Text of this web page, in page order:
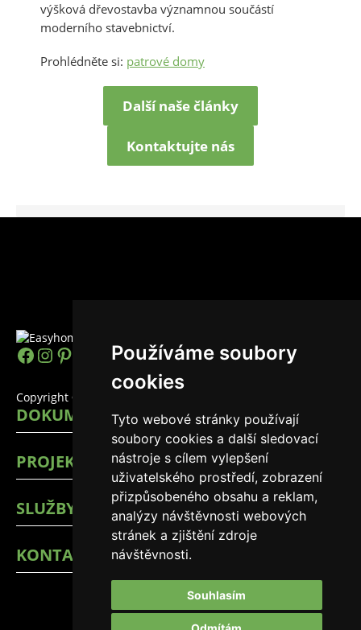
Používáme soubory
cookies
Tyto webové stránky používají
soubory cookies a další sledovací
nástroje s cílem vylepšení
uživatelského prostředí, zobrazení
přizpůsobeného obsahu a reklam,
analýzy návštěvnosti webových
stránek a zjištění zdroje
návštěvnosti.
Souhlasím
výšková dřevostavba významnou součástí
moderního stavebnictví.
Prohlédněte si: patrové domy
Další naše články
Kontaktujte nás
https://www.facebook.com/
Instagram
Pinterest
YouTube
LinkedIn
TikTok
Copyright © 2026 EasyHomes
DOKUMENTY
PROJEKTY
SLUŽBY
KONTAKTY